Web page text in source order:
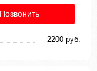
Позвонить
2200 руб.